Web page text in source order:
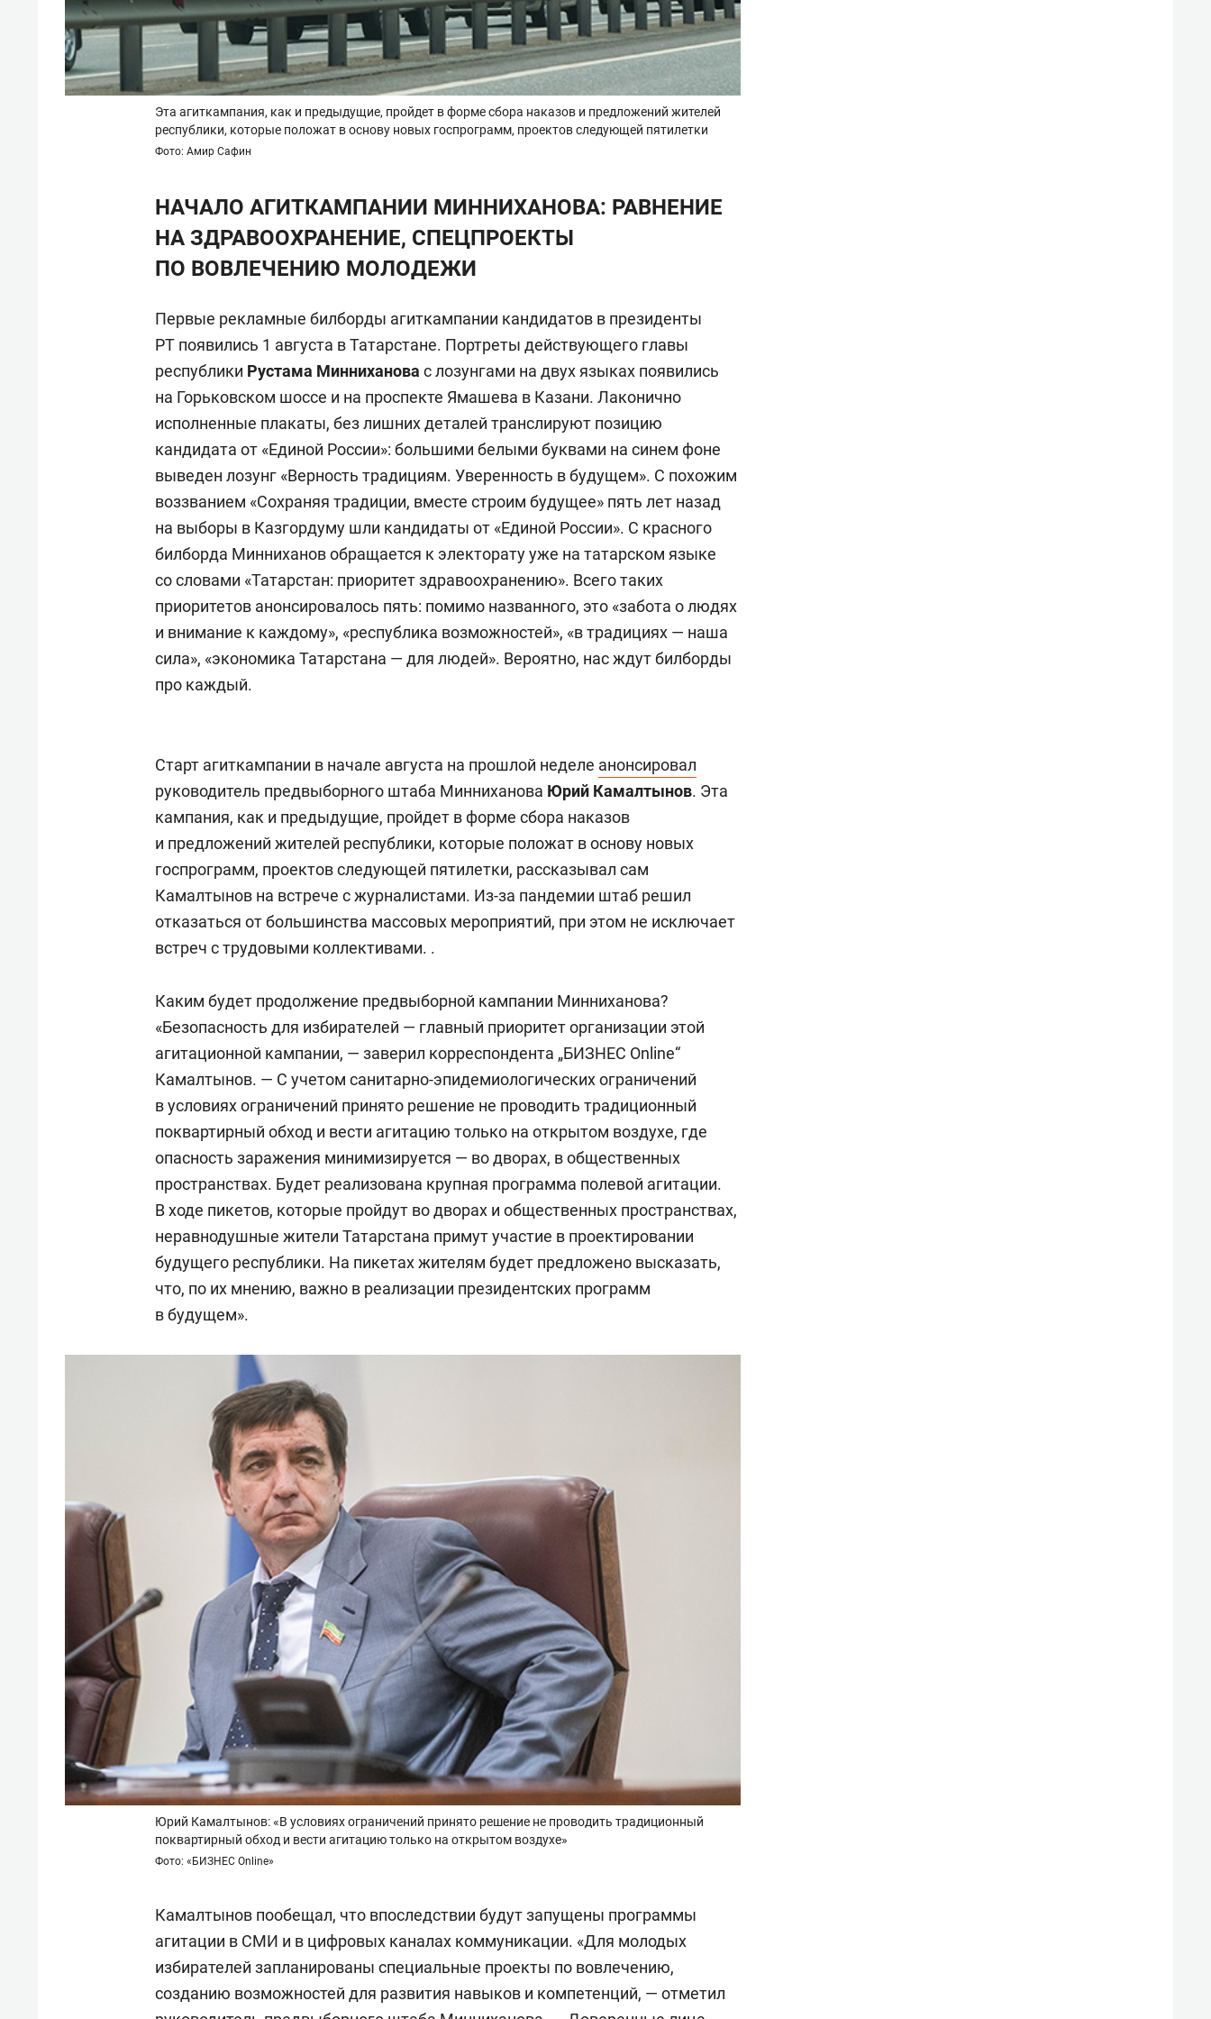
Эта агиткампания, как и предыдущие, пройдет в форме сбора наказов и предложений жителей
республики, которые положат в основу новых госпрограмм, проектов следующей пятилетки
Фото: Амир Сафин
НАЧАЛО АГИТКАМПАНИИ МИННИХАНОВА: РАВНЕНИЕ
НА ЗДРАВООХРАНЕНИЕ, СПЕЦПРОЕКТЫ
ПО ВОВЛЕЧЕНИЮ МОЛОДЕЖИ
Первые рекламные билборды агиткампании кандидатов в президенты
РТ появились 1 августа в Татарстане. Портреты действующего главы
республики Рустама Минниханова с лозунгами на двух языках появились
на Горьковском шоссе и на проспекте Ямашева в Казани. Лаконично
исполненные плакаты, без лишних деталей транслируют позицию
кандидата от «Единой России»: большими белыми буквами на синем фоне
выведен лозунг «Верность традициям. Уверенность в будущем». С похожим
воззванием «Сохраняя традиции, вместе строим будущее» пять лет назад
на выборы в Казгордуму шли кандидаты от «Единой России». С красного
билборда Минниханов обращается к электорату уже на татарском языке
со словами «Татарстан: приоритет здравоохранению». Всего таких
приоритетов анонсировалось пять: помимо названного, это «забота о людях
и внимание к каждому», «республика возможностей», «в традициях — наша
сила», «экономика Татарстана — для людей». Вероятно, нас ждут билборды
про каждый.
Старт агиткампании в начале августа на прошлой неделе анонсировал
руководитель предвыборного штаба Минниханова Юрий Камалтынов. Эта
кампания, как и предыдущие, пройдет в форме сбора наказов
и предложений жителей республики, которые положат в основу новых
госпрограмм, проектов следующей пятилетки, рассказывал сам
Камалтынов на встрече с журналистами. Из-за пандемии штаб решил
отказаться от большинства массовых мероприятий, при этом не исключает
встреч с трудовыми коллективами. .
Каким будет продолжение предвыборной кампании Минниханова?
«Безопасность для избирателей — главный приоритет организации этой
агитационной кампании, — заверил корреспондента „БИЗНЕС Online“
Камалтынов. — С учетом санитарно-эпидемиологических ограничений
в условиях ограничений принято решение не проводить традиционный
поквартирный обход и вести агитацию только на открытом воздухе, где
опасность заражения минимизируется — во дворах, в общественных
пространствах. Будет реализована крупная программа полевой агитации.
В ходе пикетов, которые пройдут во дворах и общественных пространствах,
неравнодушные жители Татарстана примут участие в проектировании
будущего республики. На пикетах жителям будет предложено высказать,
что, по их мнению, важно в реализации президентских программ
в будущем».
Юрий Камалтынов: «В условиях ограничений принято решение не проводить традиционный
поквартирный обход и вести агитацию только на открытом воздухе»
Фото: «БИЗНЕС Online»
Камалтынов пообещал, что впоследствии будут запущены программы
агитации в СМИ и в цифровых каналах коммуникации. «Для молодых
избирателей запланированы специальные проекты по вовлечению,
созданию возможностей для развития навыков и компетенций, — отметил